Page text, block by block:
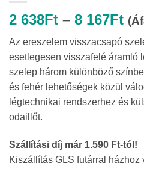
2 638Ft – 8 167Ft
-
8
Az ereszelem visszacsapó
esetlegesen visszafelé áramló
szelep három különböző
és fehér lehetőségek közül
légtechnikai rendszerhez és
odaillőt.
Szállítási díj már 1.590 Ft-tól!
Kiszállítás GLS futárral házhoz